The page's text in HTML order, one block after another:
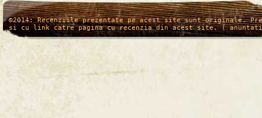
/* */
©2014: Recenziile prezentate pe acest site sunt originale.
si cu link catre pagina cu recenzia din acest site. (